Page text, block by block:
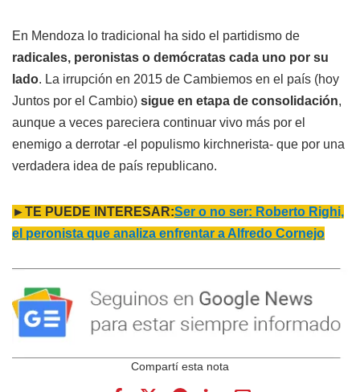
En Mendoza lo tradicional ha sido el partidismo de
radicales, peronistas o demócratas cada uno por su
lado. La irrupción en 2015 de Cambiemos en el país (hoy
Juntos por el Cambio) sigue en etapa de consolidación,
aunque a veces pareciera continuar vivo más por el
enemigo a derrotar -el populismo kirchnerista- que por una
verdadera idea de país republicano.
►TE PUEDE INTERESAR:Ser o no ser: Roberto Righi,
el peronista que analiza enfrentar a Alfredo Cornejo